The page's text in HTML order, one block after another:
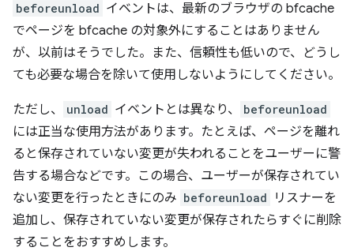
beforeunload イベントは、最新のブラウザの bfcache
でページを bfcache の対象外にすることはありません
が、以前はそうでした。また、信頼性も低いので、どうし
ても必要な場合を除いて使用しないようにしてください。
ただし、 unload イベントとは異なり、 beforeunload
には正当な使用方法があります。たとえば、ページを離れ
ると保存されていない変更が失われることをユーザーに警
告する場合などです。この場合、ユーザーが保存されてい
ない変更を行ったときにのみ beforeunload
リスナーを
追加し、保存されていない変更が保存されたらすぐに削除
することをおすすめします。